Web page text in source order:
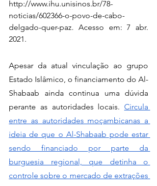
http://www.ihu.unisinos.br/78-
noticias/602366-o-povo-de-cabo-
delgado-quer-paz. Acesso em: 7 abr.
2021.
Apesar da atual vinculação ao grupo
Estado Islâmico, o financiamento do Al-
Shabaab ainda continua uma dúvida
perante as autoridades locais. Circula
entre as autoridades moçambicanas a
ideia de que o Al-Shabaab pode estar
sendo financiado por parte da
burguesia regional, que detinha o
controle sobre o mercado de extrações